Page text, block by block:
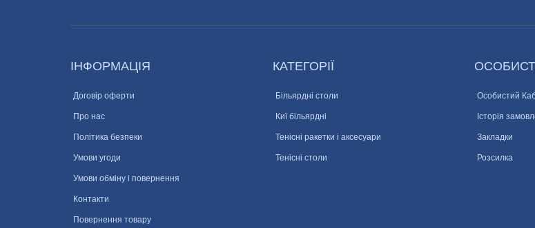
ІНФОРМАЦІЯ
Договір оферти
Про нас
Політика безпеки
Умови угоди
Умови обміну і повернення
Контакти
Повернення товару
КАТЕГОРІЇ
Більярдні столи
Киї більярдні
Тенісні ракетки і аксесуари
Тенісні столи
Особистий
Історія
Закладки
Розсилка